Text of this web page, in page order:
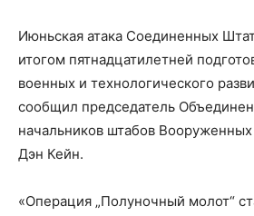
Июньская атака Соединенных
итогом пятнадцатилетней
военных и технологического
сообщил председатель
начальников штабов
Дэн Кейн.
«Операция „Полуночный молот“